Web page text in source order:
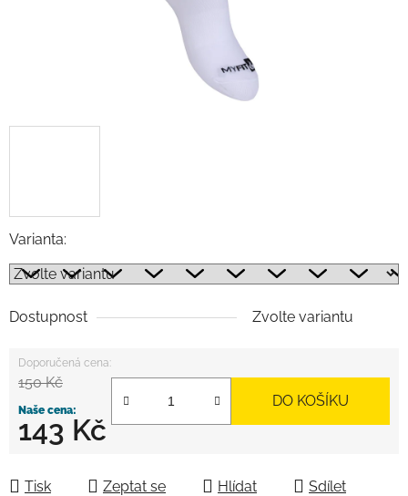
Varianta:
Dostupnost Zvolte variantu
150 Kč
143 Kč
DO KOŠÍKU
Tisk Zeptat se Hlídat Sdílet